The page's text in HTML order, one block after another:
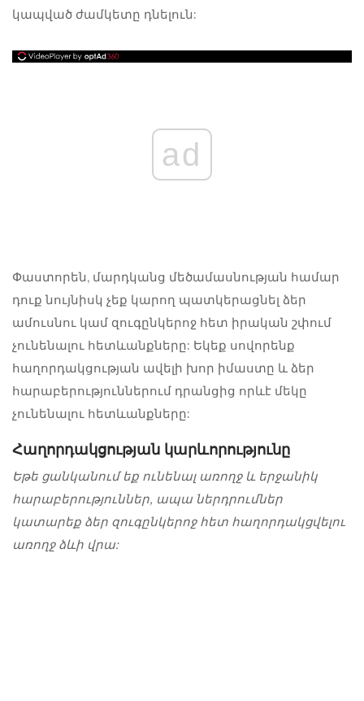
կապված ժամկետը դնելուն:
ad
Փաստորեն, մարդկանց մեծամասնության համար
դուք նույնիսկ չեք կարող պատկերացնել ձեր
ամուսնու կամ զուգընկերոջ հետ իրական շփում
չունենալու հետևանքները: Եկեք սովորենք
հաղորդակցության ավելի խոր իմաստը և ձեր
հարաբերություններում դրանցից որևէ մեկը
չունենալու հետևանքները:
Հաղորդակցության կարևորությունը
Եթե ​​ցանկանում եք ունենալ առողջ և երջանիկ
հարաբերություններ, ապա ներդրումներ
կատարեք ձեր զուգընկերոջ հետ հաղորդակցվելու
առողջ ձևի վրա: